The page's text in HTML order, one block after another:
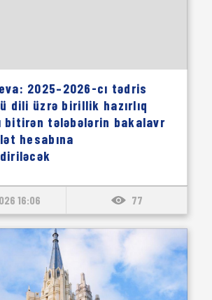
2025–2026-cı tədris
dili üzrə birillik hazırlıq
bitirən tələbələrin bakalavr
hesabına
16:06 77